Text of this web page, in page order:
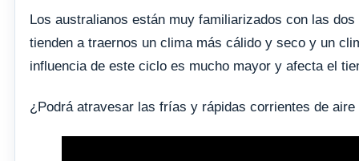
Los australianos están muy familiarizados con las
tienden a traernos un clima más cálido y seco y un
influencia de este ciclo es mucho mayor y afecta el
¿Podrá atravesar las frías y rápidas corrientes de